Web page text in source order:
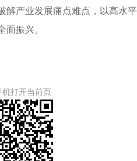
解产业发展痛点难点，以高水平
面振兴。
机打开当前页